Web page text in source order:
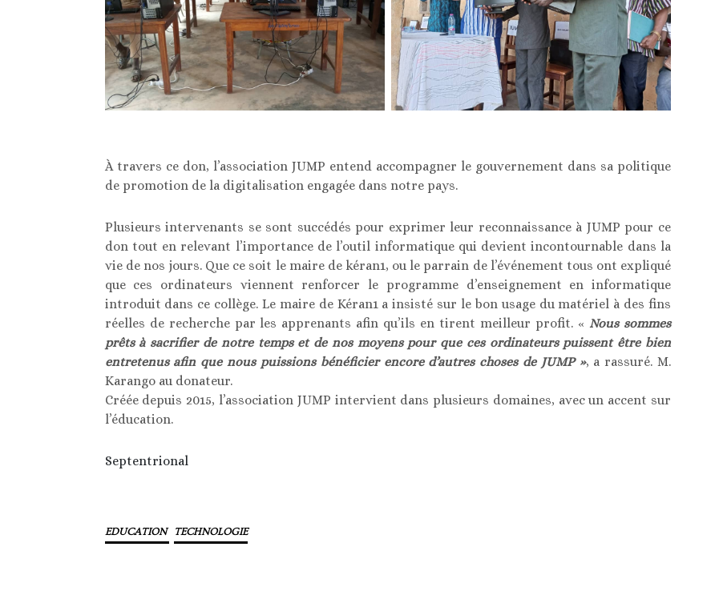
À travers ce don, l’association JUMP entend accompagner le gouvernement dans sa politique
de promotion de la digitalisation engagée dans notre pays.
Plusieurs intervenants se sont succédés pour exprimer leur reconnaissance à JUMP pour ce
don tout en relevant l’importance de l’outil informatique qui devient incontournable dans la
vie de nos jours. Que ce soit le maire de kéran1, ou le parrain de l’événement tous ont expliqué
que ces ordinateurs viennent renforcer le programme d’enseignement en informatique
introduit dans ce collège. Le maire de Kéran1 a insisté sur le bon usage du matériel à des fins
réelles de recherche par les apprenants afin qu’ils en tirent meilleur profit. « Nous sommes
prêts à sacrifier de notre temps et de nos moyens pour que ces ordinateurs puissent être bien
entretenus afin que nous puissions bénéficier encore d’autres choses de JUMP », a rassuré. M.
Karango au donateur.
Créée depuis 2015, l’association JUMP intervient dans plusieurs domaines, avec un accent sur
l’éducation.
Septentrional
EDUCATION TECHNOLOGIE